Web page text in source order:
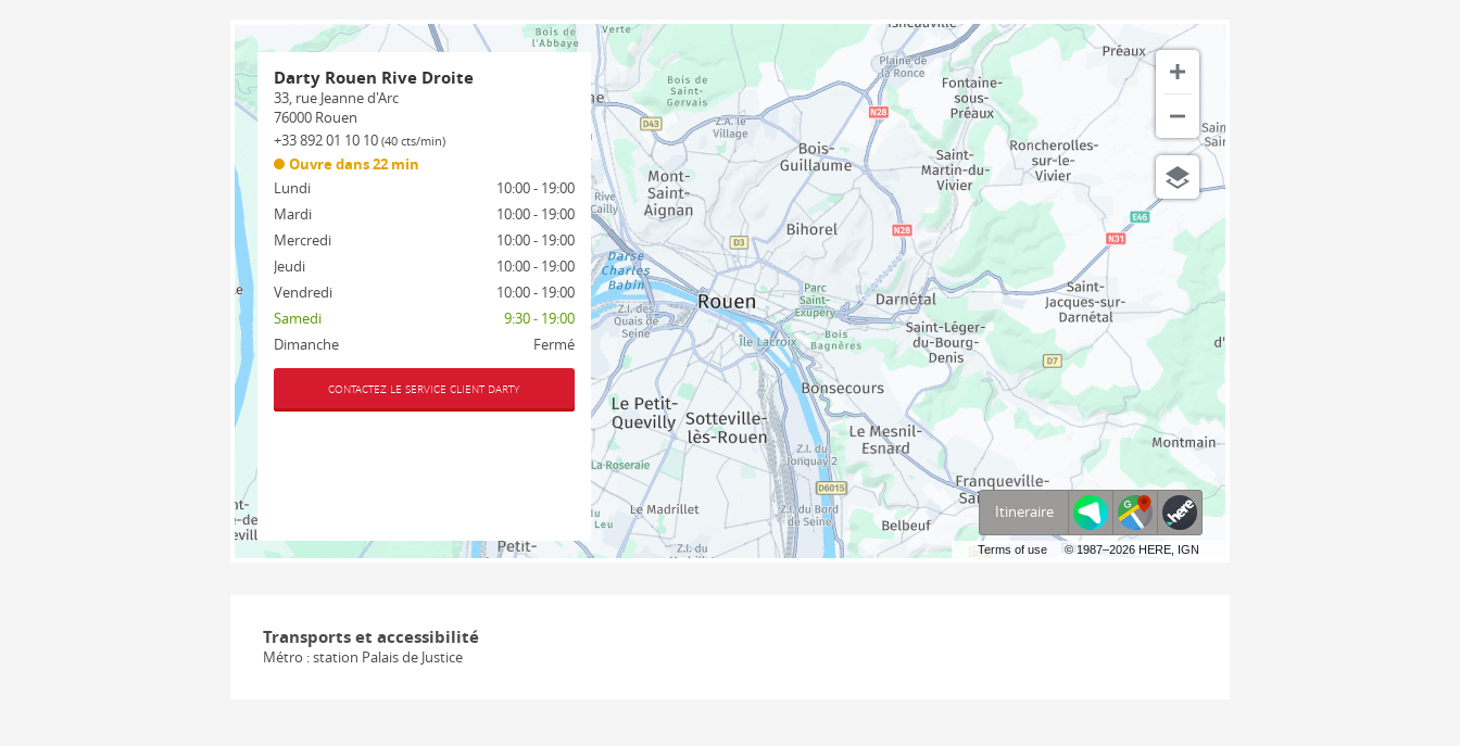
Darty Rouen Rive Droite
33, rue Jeanne d'Arc
76000 Rouen
+33 892 01 10 10 (40 cts/min)
Ouvre dans 22 min
Lundi
10:00 - 19:00
Mardi
10:00 - 19:00
Mercredi
10:00 - 19:00
Jeudi
10:00 - 19:00
Vendredi
10:00 - 19:00
Samedi
9:30 - 19:00
Dimanche
Fermé
CONTACTEZ LE SERVICE CLIENT DARTY
Terms of use © 1987–2026 HERE, IGN
Itineraire
Transports et accessibilité
Métro : station Palais de Justice